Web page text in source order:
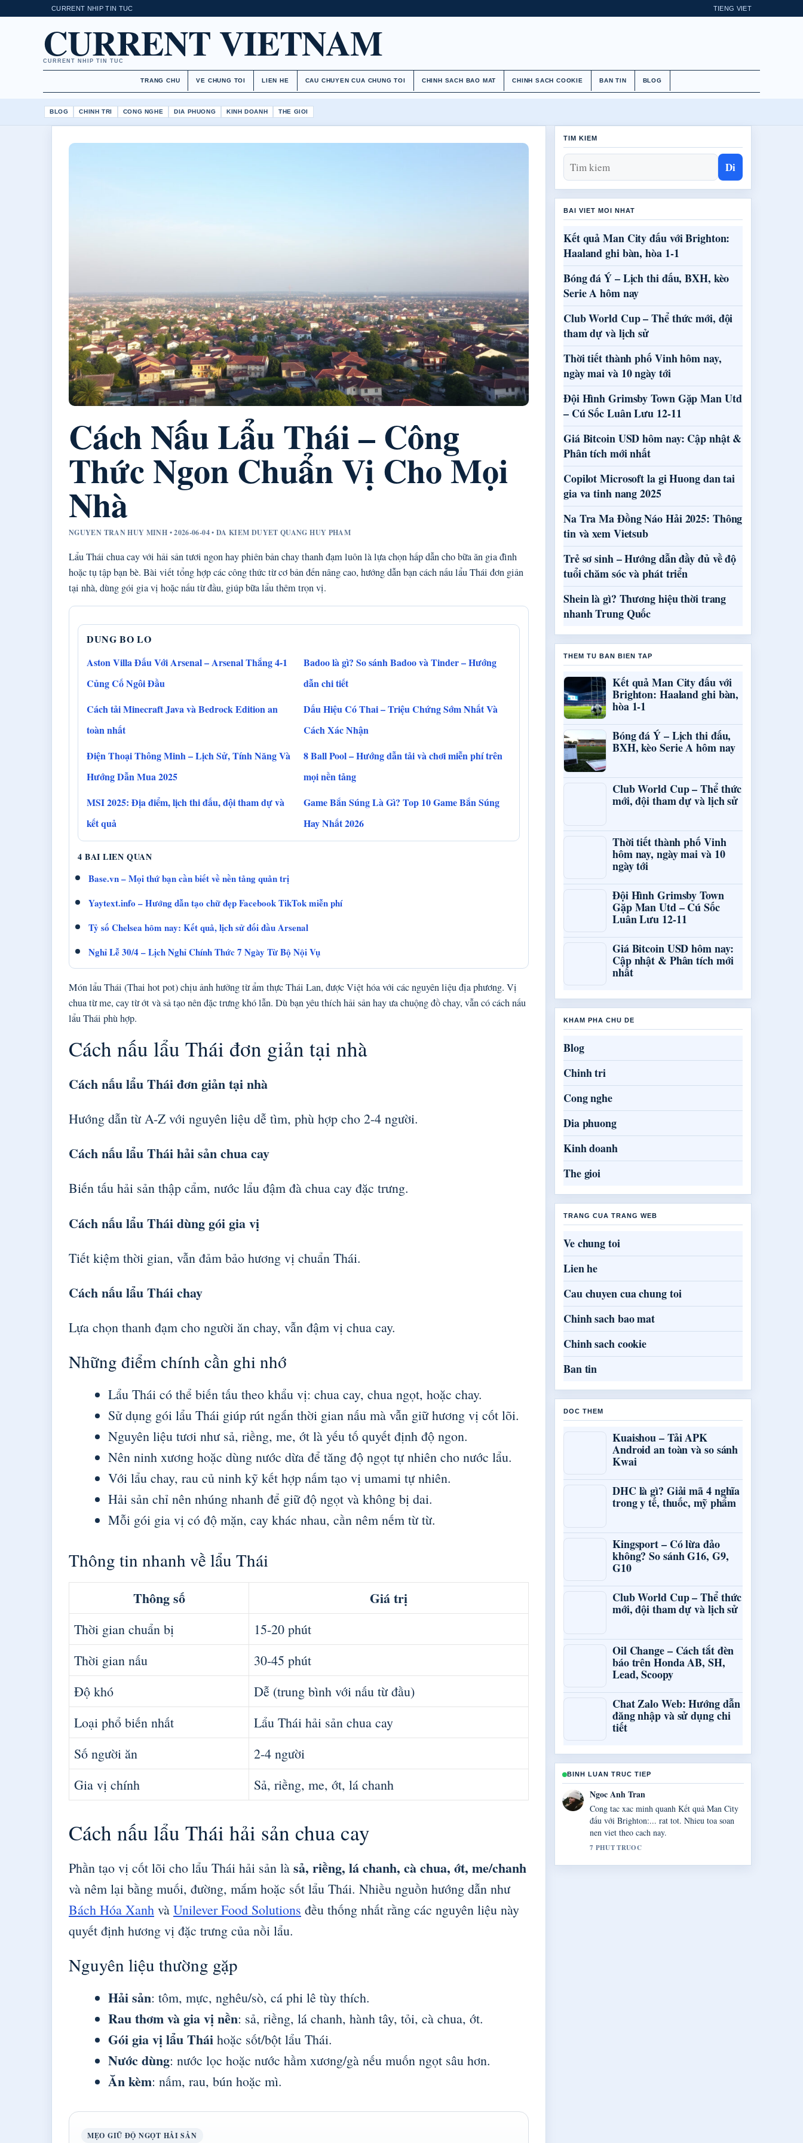
CURRENT NHIP TIN TUC TIENG VIET
CURRENT VIETNAM
CURRENT NHIP TIN TUC
TRANG CHU VE CHUNG TOI LIEN HE CAU CHUYEN CUA CHUNG TOI CHINH SACH BAO MAT CHINH SACH COOKIE BAN TIN BLOG
BLOG CHINH TRI CONG NGHE DIA PHUONG KINH DOANH THE GIOI
Cách Nấu Lẩu Thái – Công
Thức Ngon Chuẩn Vị Cho Mọi
Nhà
NGUYEN TRAN HUY MINH • 2026-06-04 • DA KIEM DUYET QUANG HUY PHAM
Lẩu Thái chua cay với hải sản tươi ngon hay phiên bản chay thanh đạm luôn là lựa chọn hấp dẫn cho bữa ăn gia đình
hoặc tụ tập bạn bè. Bài viết tổng hợp các công thức từ cơ bản đến nâng cao, hướng dẫn bạn cách nấu lẩu Thái đơn giản
tại nhà, dùng gói gia vị hoặc nấu từ đầu, giúp bữa lẩu thêm trọn vị.
DUNG BO LO
Aston Villa Đấu Với Arsenal – Arsenal Thắng 4-1
Củng Cố Ngôi Đầu
Badoo là gì? So sánh Badoo và Tinder – Hướng
dẫn chi tiết
Cách tải Minecraft Java và Bedrock Edition an
toàn nhất
Dấu Hiệu Có Thai – Triệu Chứng Sớm Nhất Và
Cách Xác Nhận
Điện Thoại Thông Minh – Lịch Sử, Tính Năng Và
Hướng Dẫn Mua 2025
8 Ball Pool – Hướng dẫn tải và chơi miễn phí trên
mọi nền tảng
MSI 2025: Địa điểm, lịch thi đấu, đội tham dự và
kết quả
Game Bắn Súng Là Gì? Top 10 Game Bắn Súng
Hay Nhất 2026
4 BAI LIEN QUAN
Base.vn – Mọi thứ bạn cần biết về nền tảng quản trị
Yaytext.info – Hướng dẫn tạo chữ đẹp Facebook TikTok miễn phí
Tỷ số Chelsea hôm nay: Kết quả, lịch sử đối đầu Arsenal
Nghỉ Lễ 30/4 – Lịch Nghỉ Chính Thức 7 Ngày Từ Bộ Nội Vụ
Món lẩu Thái (Thai hot pot) chịu ảnh hưởng từ ẩm thực Thái Lan, được Việt hóa với các nguyên liệu địa phương. Vị
chua từ me, cay từ ớt và sả tạo nên đặc trưng khó lẫn. Dù bạn yêu thích hải sản hay ưa chuộng đồ chay, vẫn có cách nấu
lẩu Thái phù hợp.
Cách nấu lẩu Thái đơn giản tại nhà
Cách nấu lẩu Thái đơn giản tại nhà
Hướng dẫn từ A-Z với nguyên liệu dễ tìm, phù hợp cho 2-4 người.
Cách nấu lẩu Thái hải sản chua cay
Biến tấu hải sản thập cẩm, nước lẩu đậm đà chua cay đặc trưng.
Cách nấu lẩu Thái dùng gói gia vị
Tiết kiệm thời gian, vẫn đảm bảo hương vị chuẩn Thái.
Cách nấu lẩu Thái chay
Lựa chọn thanh đạm cho người ăn chay, vẫn đậm vị chua cay.
Những điểm chính cần ghi nhớ
Lẩu Thái có thể biến tấu theo khẩu vị: chua cay, chua ngọt, hoặc chay.
Sử dụng gói lẩu Thái giúp rút ngắn thời gian nấu mà vẫn giữ hương vị cốt lõi.
Nguyên liệu tươi như sả, riềng, me, ớt là yếu tố quyết định độ ngon.
Nên ninh xương hoặc dùng nước dừa để tăng độ ngọt tự nhiên cho nước lẩu.
Với lẩu chay, rau củ ninh kỹ kết hợp nấm tạo vị umami tự nhiên.
Hải sản chỉ nên nhúng nhanh để giữ độ ngọt và không bị dai.
Mỗi gói gia vị có độ mặn, cay khác nhau, cần nêm nếm từ từ.
Thông tin nhanh về lẩu Thái
Thông số Giá trị
Thời gian chuẩn bị
15-20 phút
Thời gian nấu
30-45 phút
Độ khó
Dễ (trung bình với nấu từ đầu)
Loại phổ biến nhất
Lẩu Thái hải sản chua cay
Số người ăn
2-4 người
Gia vị chính
Sả, riềng, me, ớt, lá chanh
Cách nấu lẩu Thái hải sản chua cay
Phần tạo vị cốt lõi cho lẩu Thái hải sản là sả, riềng, lá chanh, cà chua, ớt, me/chanh
và nêm lại bằng muối, đường, mắm hoặc sốt lẩu Thái. Nhiều nguồn hướng dẫn như
Bách Hóa Xanh và Unilever Food Solutions đều thống nhất rằng các nguyên liệu này
quyết định hương vị đặc trưng của nồi lẩu.
Nguyên liệu thường gặp
Hải sản: tôm, mực, nghêu/sò, cá phi lê tùy thích.
Rau thơm và gia vị nền: sả, riềng, lá chanh, hành tây, tỏi, cà chua, ớt.
Gói gia vị lẩu Thái hoặc sốt/bột lẩu Thái.
Nước dùng: nước lọc hoặc nước hầm xương/gà nếu muốn ngọt sâu hơn.
Ăn kèm: nấm, rau, bún hoặc mì.
MẸO GIỮ ĐỘ NGỌT HẢI SẢN
TIM KIEM
Di
BAI VIET MOI NHAT
Kết quả Man City đấu với Brighton:
Haaland ghi bàn, hòa 1-1
Bóng đá Ý – Lịch thi đấu, BXH, kèo
Serie A hôm nay
Club World Cup – Thể thức mới, đội
tham dự và lịch sử
Thời tiết thành phố Vinh hôm nay,
ngày mai và 10 ngày tới
Đội Hình Grimsby Town Gặp Man Utd
– Cú Sốc Luân Lưu 12-11
Giá Bitcoin USD hôm nay: Cập nhật &
Phân tích mới nhất
Copilot Microsoft la gi Huong dan tai
gia va tinh nang 2025
Na Tra Ma Đồng Náo Hải 2025: Thông
tin và xem Vietsub
Trẻ sơ sinh – Hướng dẫn đầy đủ về độ
tuổi chăm sóc và phát triển
Shein là gì? Thương hiệu thời trang
nhanh Trung Quốc
THEM TU BAN BIEN TAP
Kết quả Man City đấu với
Brighton: Haaland ghi bàn,
hòa 1-1
Bóng đá Ý – Lịch thi đấu,
BXH, kèo Serie A hôm nay
Club World Cup – Thể thức
mới, đội tham dự và lịch sử
Thời tiết thành phố Vinh
hôm nay, ngày mai và 10
ngày tới
Đội Hình Grimsby Town
Gặp Man Utd – Cú Sốc
Luân Lưu 12-11
Giá Bitcoin USD hôm nay:
Cập nhật & Phân tích mới
nhất
KHAM PHA CHU DE
Blog
Chinh tri
Cong nghe
Dia phuong
Kinh doanh
The gioi
TRANG CUA TRANG WEB
Ve chung toi
Lien he
Cau chuyen cua chung toi
Chinh sach bao mat
Chinh sach cookie
Ban tin
DOC THEM
Kuaishou – Tải APK
Android an toàn và so sánh
Kwai
DHC là gì? Giải mã 4 nghĩa
trong y tế, thuốc, mỹ phẩm
Kingsport – Có lừa đảo
không? So sánh G16, G9,
G10
Club World Cup – Thể thức
mới, đội tham dự và lịch sử
Oil Change – Cách tắt đèn
báo trên Honda AB, SH,
Lead, Scoopy
Chat Zalo Web: Hướng dẫn
đăng nhập và sử dụng chi
tiết
BINH LUAN TRUC TIEP
Minh Nguyen
Tong hop rat tot ve Bóng đá Ý &#8211; Lịch
thi đấu,.... Day la ban tom tat ro rang nhat
toi thay hom nay.
9 PHUT TRUOC